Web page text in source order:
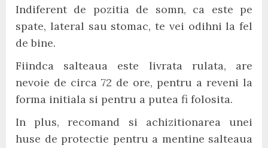
Indiferent de pozitia de somn, ca este pe
spate, lateral sau stomac, te vei odihni la fel
de bine.
Fiindca salteaua este livrata rulata, are
nevoie de circa 72 de ore, pentru a reveni la
forma initiala si pentru a putea fi folosita.
In plus, recomand si achizitionarea unei
huse de protectie pentru a mentine salteaua